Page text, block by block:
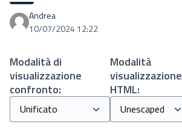
Andrea
10/07/2024 12:22
Modalità di
visualizzazione
confronto:
Modalità
visualizzazione
HTML: